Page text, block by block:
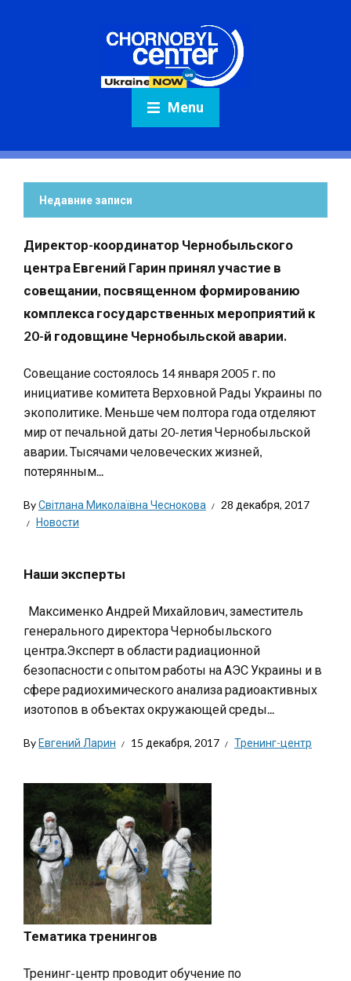
Menu
Недавние записи
Директор-координатор Чернобыльского
центра Евгений Гарин принял участие в
совещании, посвященном формированию
комплекса государственных мероприятий к
20-й годовщине Чернобыльской аварии.
Совещание состоялось 14 января 2005 г. по
инициативе комитета Верховной Рады Украины по
экополитике. Меньше чем полтора года отделяют
мир от печальной даты 20-летия Чернобыльской
аварии. Тысячами человеческих жизней,
потерянным...
ByСвітлана Миколаївна Чеснокова
28 декабря, 2017
Новости
Наши эксперты
Максименко Андрей Михайлович, заместитель
генерального директора Чернобыльского
центра.Эксперт в области радиационной
безопасности с опытом работы на АЭС Украины и в
сфере радиохимического анализа радиоактивных
изотопов в объектах окружающей среды...
ByЕвгений Ларин 15 декабря, 2017 Тренинг-центр
Тематика тренингов
Тренинг-центр проводит обучение по